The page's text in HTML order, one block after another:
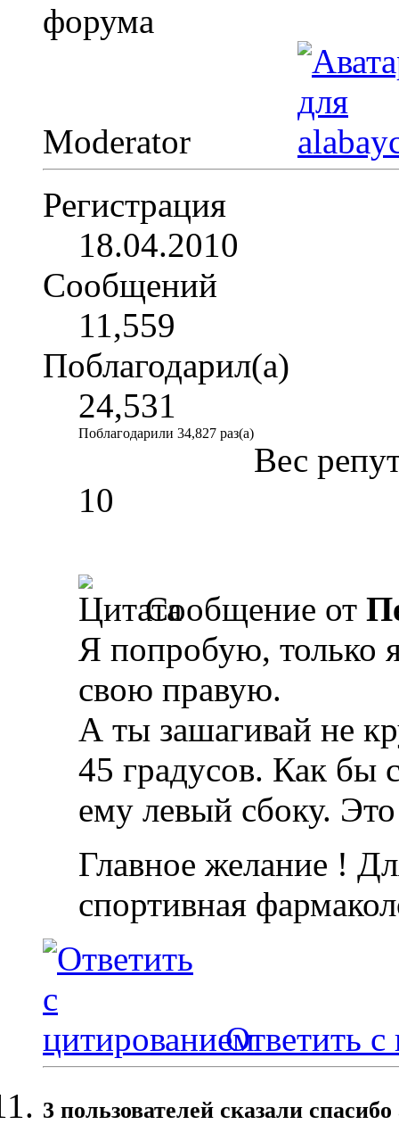
Moderator
Регистрация
18.04.2010
Сообщений
11,559
Поблагодарил(а)
24,531
Поблагодарили 34,827 раз(а)
Вес
10
Сообщение от
Я попробую, только
свою правую.
А ты зашагивай не
45 градусов. Как бы
ему левый сбоку.
Главное желание !
спортивная
Ответить с
3 пользователей сказали